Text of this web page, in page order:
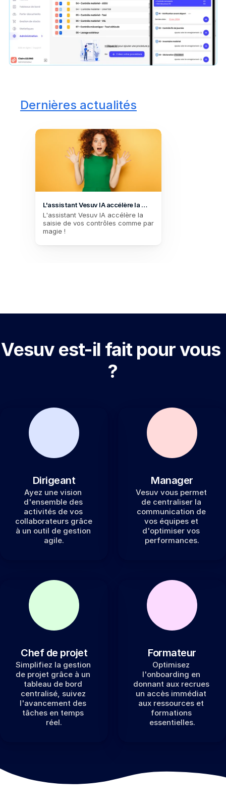
Dernières actualités
L'assistant Vesuv IA accélère la
saisie de vos contrôles comme par
magie !
L'assistant Vesuv IA accélère la
saisie de vos contrôles comme par
magie !
Vesuv est-il fait pour vous
?
Dirigeant
Ayez une vision
d'ensemble des
activités de vos
collaborateurs grâce
à un outil de gestion
agile.
Manager
Vesuv vous permet
de centraliser la
communication de
vos équipes et
d'optimiser vos
performances.
Chef de projet
Simplifiez la gestion
de projet grâce à un
tableau de bord
centralisé, suivez
l'avancement des
tâches en temps
réel.
Formateur
Optimisez
l'onboarding en
donnant aux recrues
un accès immédiat
aux ressources et
formations
essentielles.